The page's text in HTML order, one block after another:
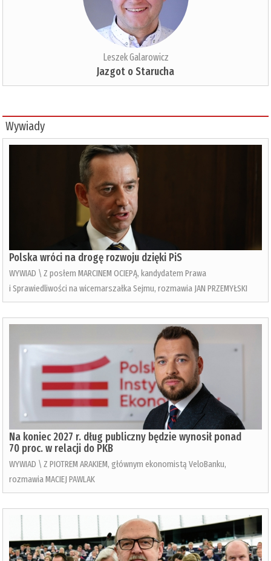
Leszek Galarowicz
Jazgot o Starucha
Wywiady
Polska wróci na drogę rozwoju dzięki PiS
WYWIAD \ Z posłem MARCINEM OCIEPĄ, kandydatem Prawa
i Sprawiedliwości na wicemarszałka Sejmu, rozmawia JAN PRZEMYŁSKI
Na koniec 2027 r. dług publiczny będzie wynosił ponad
70 proc. w relacji do PKB
WYWIAD \ Z PIOTREM ARAKIEM, głównym ekonomistą VeloBanku,
rozmawia MACIEJ PAWLAK